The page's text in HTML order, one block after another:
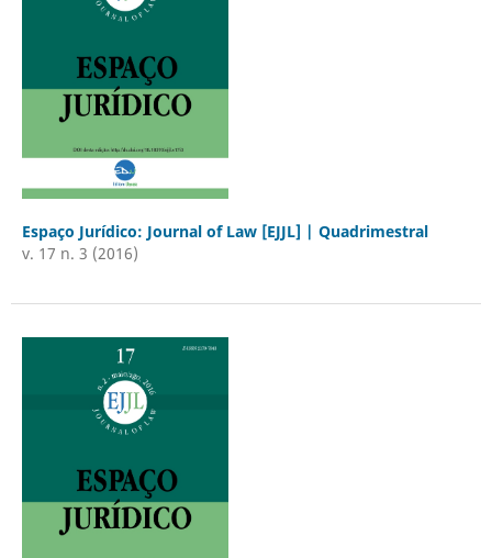
Espaço Jurídico: Journal of Law [EJJL] | Quadrimestral
v. 17 n. 3 (2016)